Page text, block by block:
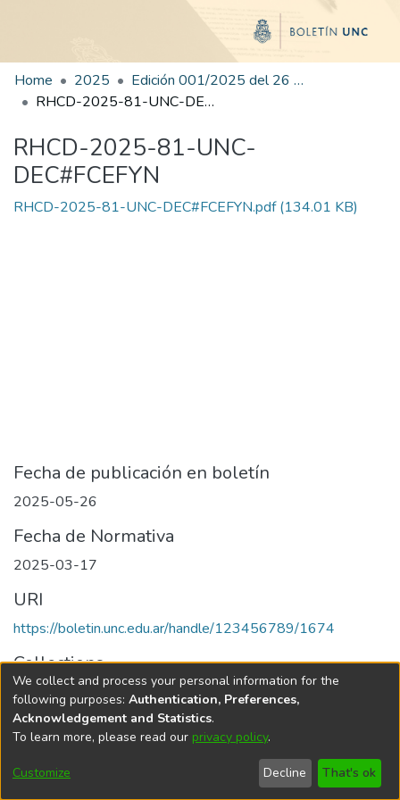
Home 2025
Edición 001/2025 del 26 de mayo de 2025
RHCD-2025-81-UNC-DEC#FCEFYN
RHCD-2025-81-UNC-
DEC#FCEFYN
RHCD-2025-81-UNC-DEC#FCEFYN.pdf(134.01 KB)
Fecha de publicación en boletín
2025-05-26
Fecha de Normativa
2025-03-17
URI
https://boletin.unc.edu.ar/handle/123456789/1674
Collections
Edición 001/2025 del 26 de mayo de 2025
Universidad Nacional de Córdoba
We collect and process your personal information for the
following purposes: Authentication, Preferences,
Acknowledgement and Statistics.
To learn more, please read our privacy policy.
Customize Decline That's ok